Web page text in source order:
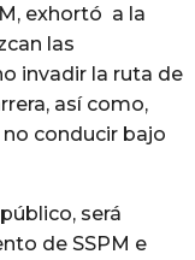
exhortó a la
las
invadir la ruta de
así como,
conducir bajo
será
de SSPM e